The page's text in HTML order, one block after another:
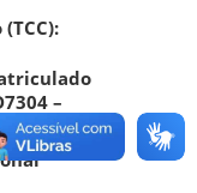
–